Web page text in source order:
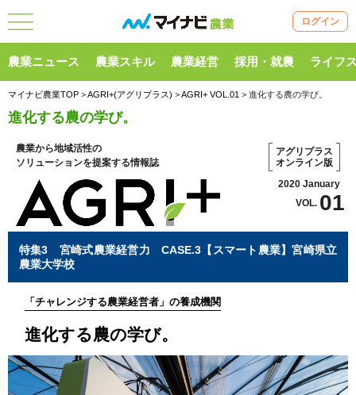
ログイン
農業ニュース 農業スキル 農業経営 採用・就農 ライフ
マイナビ農業TOP >AGRI+(アグリプラス) >AGRI+ VOL.01 > 進化する農の学び。
進化する農の学び。
農業から地域活性の
ソリューションを提案する情報誌
アグリプラス
オンライン版
2020 January
VOL. 01
特集3 宮崎式農業経営力 CASE.3【スマート農業】宮崎県立
農業大学校
「チャレンジする農業経営者」の養成機関
進化する農の学び。